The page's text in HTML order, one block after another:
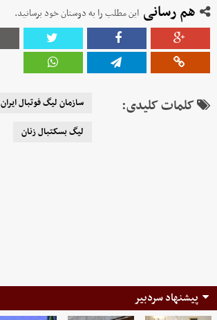
هم رسانی این مطلب را به دوستان خود برسانید.
کلمات کلیدی:
سازمان لیگ فوتبال ایران
لیگ بسکتبال زنان
پیشنهاد سردبیر